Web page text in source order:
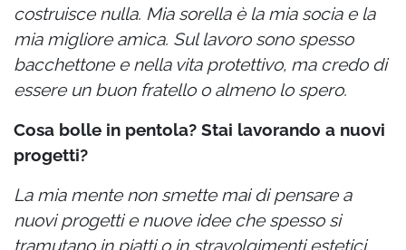
costruisce nulla. Mia sorella è la mia socia e la
mia migliore amica. Sul lavoro sono spesso
bacchettone e nella vita protettivo, ma credo di
essere un buon fratello o almeno lo spero.
Cosa bolle in pentola? Stai lavorando a nuovi
progetti?
La mia mente non smette mai di pensare a
nuovi progetti e nuove idee che spesso si
tramutano in piatti o in stravolgimenti estetici